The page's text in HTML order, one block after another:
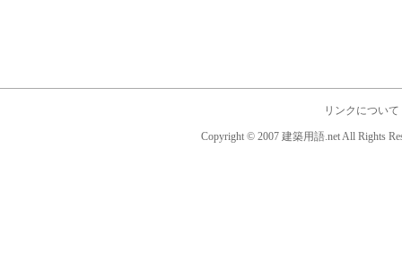
リンクについて
Copyright © 2007 建築用語.net All Rights